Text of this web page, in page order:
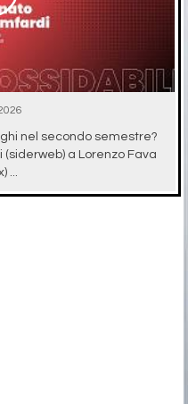
nel secondo semestre?
a Lorenzo Fava
...